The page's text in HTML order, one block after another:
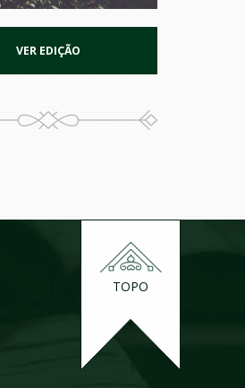
VER EDIÇÃO
TOPO